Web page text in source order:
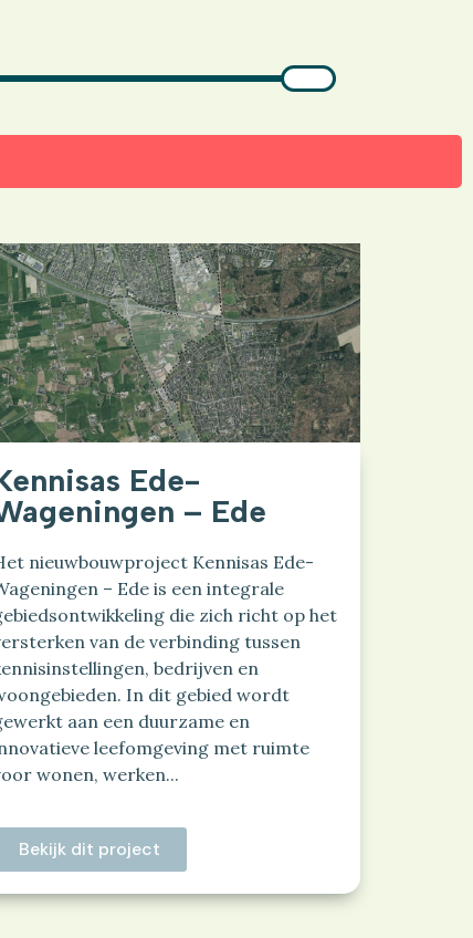
Ede-
– Ede
nieuwbouwproject Kennisas Ede-
– Ede is een integrale
die zich richt op het
van de verbinding tussen
bedrijven en
In dit gebied wordt
aan een duurzame en
leefomgeving met ruimte
wonen, werken...
Bekijk dit project